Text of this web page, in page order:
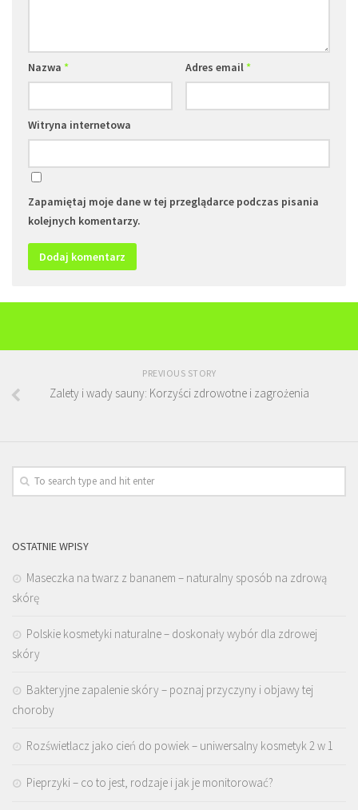
Nazwa * Adres email*
Witryna internetowa
Zapamiętaj moje dane w tej przeglądarce podczas pisania
kolejnych komentarzy.
PREVIOUS STORY
Zalety i wady sauny: Korzyści zdrowotne i zagrożenia
OSTATNIE WPISY
Maseczka na twarz z bananem – naturalny sposób na zdrową
skórę
Polskie kosmetyki naturalne – doskonały wybór dla zdrowej
skóry
Bakteryjne zapalenie skóry – poznaj przyczyny i objawy tej
choroby
Rozświetlacz jako cień do powiek – uniwersalny kosmetyk 2 w 1
Pieprzyki – co to jest, rodzaje i jak je monitorować?